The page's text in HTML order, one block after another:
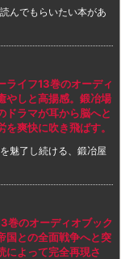
んでもらいたい本があ
ライフ13巻のオーディ
やしと高揚感。鍛冶場
ドラマが耳から脳へと
爽快に吹き飛ばす。
魅了し続ける、鍛冶屋
巻のオーディオブック
国との全面戦争へと突
によって完全再現さ